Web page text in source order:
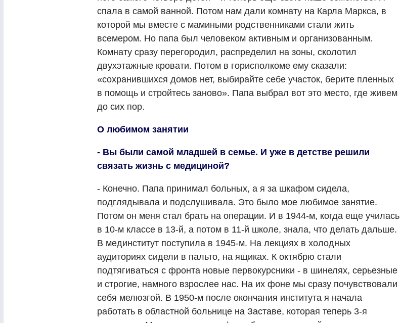
спала в самой ванной. Потом нам дали комнату на Карла Маркса, в
которой мы вместе с мамиными родственниками стали жить
всемером. Но папа был человеком активным и организованным.
Комнату сразу перегородил, распределил на зоны, сколотил
двухэтажные кровати. Потом в горисполкоме ему сказали:
«сохранившихся домов нет, выбирайте себе участок, берите пленных
в помощь и стройтесь заново». Папа выбрал вот это место, где живем
до сих пор.
О любимом занятии
- Вы были самой младшей в семье. И уже в детстве решили
связать жизнь с медициной?
- Конечно. Папа принимал больных, а я за шкафом сидела,
подглядывала и подслушивала. Это было мое любимое занятие.
Потом он меня стал брать на операции. И в 1944-м, когда еще училась
в 10-м классе в 13-й, а потом в 11-й школе, знала, что делать дальше.
В мединститут поступила в 1945-м. На лекциях в холодных
аудиториях сидели в пальто, на ящиках. К октябрю стали
подтягиваться с фронта новые первокурсники - в шинелях, серьезные
и строгие, намного взрослее нас. На их фоне мы сразу почувствовали
себя мелюзгой. В 1950-м после окончания института я начала
работать в областной больнице на Заставе, которая теперь 3-я